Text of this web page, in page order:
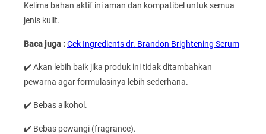
Kelima bahan aktif ini aman dan kompatibel untuk semua
jenis kulit.
Baca juga :Cek Ingredients dr. Brandon Brightening Serum
✔️ Akan lebih baik jika produk ini tidak ditambahkan
pewarna agar formulasinya lebih sederhana.
✔️ Bebas alkohol.
✔️ Bebas pewangi (fragrance).